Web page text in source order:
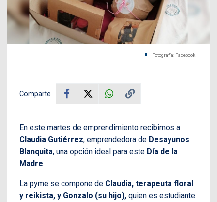
Fotografía: Facebook
Comparte
En este martes de emprendimiento recibimos a
Claudia Gutiérrez, emprendedora de Desayunos
Blanquita, una opción ideal para este Día de la
Madre.
La pyme se compone de Claudia, terapeuta floral
y reikista, y Gonzalo (su hijo), quien es estudiante